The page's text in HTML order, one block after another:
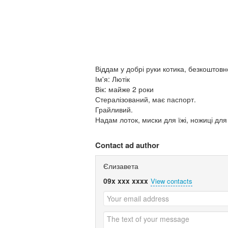
Віддам у добрі руки котика,
Ім'я: Лютік
Вік: майже 2 роки
Стералізований, має паспорт.
Грайливий.
Надам лоток, миски для їжі, ножиці для
Contact ad author
Єлизавета
09x xxx xxxx View contacts